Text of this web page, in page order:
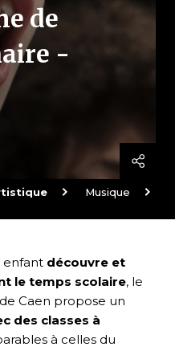
de
-
Musique
enfant découvre et
le temps scolaire, le
Caen propose un
des classes à
à celles du